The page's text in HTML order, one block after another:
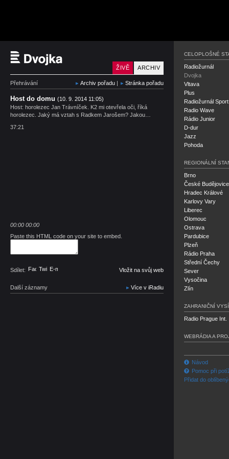
Český rozhlas Dvojka
ARCHIV
ŽIVĚ
Přehrávání Archiv pořadu | Stránka pořadu
Host do domu (10. 9. 2014 11:05)
Host: horolezec Jan Trávníček. K2 mi otevřela oči, říká
horolezec. Jaký má vztah s Radkem Jarošem? Jakou…
37:21
00:00 00:00
Paste this HTML code on your site to embed.
Sdílet: Facebook
TwitterE-mail Vložit na svůj web
Další záznamy Více v iRadiu
CELOPLOŠNÉ
Radiožurnál
Dvojka
Vltava
Plus
Radiožurnál Sport
Radio Wave
Rádio Junior
D-dur
Jazz
Pohoda
REGIONÁLNÍ
Brno
České Budějovice
Hradec Králové
Karlovy Vary
Liberec
Olomouc
Ostrava
Pardubice
Plzeň
Rádio Praha
Střední Čechy
Sever
Vysočina
Zlín
ZAHRANIČNÍ
Radio Prague Int.
WEBRÁDIA A
Návod
Pomoc při
Přidat do